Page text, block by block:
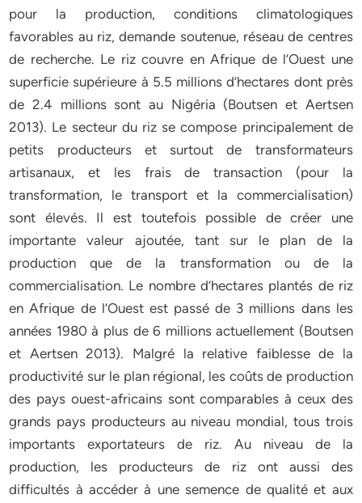
pour la production, conditions climatologiques
favorables au riz, demande soutenue, réseau de centres
de recherche. Le riz couvre en Afrique de l’Ouest une
superficie supérieure à 5.5 millions d’hectares dont près
de 2.4 millions sont au Nigéria (Boutsen et Aertsen
2013). Le secteur du riz se compose principalement de
petits producteurs et surtout de transformateurs
artisanaux, et les frais de transaction (pour la
transformation, le transport et la commercialisation)
sont élevés. Il est toutefois possible de créer une
importante valeur ajoutée, tant sur le plan de la
production que de la transformation ou de la
commercialisation. Le nombre d’hectares plantés de riz
en Afrique de l’Ouest est passé de 3 millions dans les
années 1980 à plus de 6 millions actuellement (Boutsen
et Aertsen 2013). Malgré la relative faiblesse de la
productivité sur le plan régional, les coûts de production
des pays ouest-africains sont comparables à ceux des
grands pays producteurs au niveau mondial, tous trois
importants exportateurs de riz. Au niveau de la
production, les producteurs de riz ont aussi des
difficultés à accéder à une semence de qualité et aux